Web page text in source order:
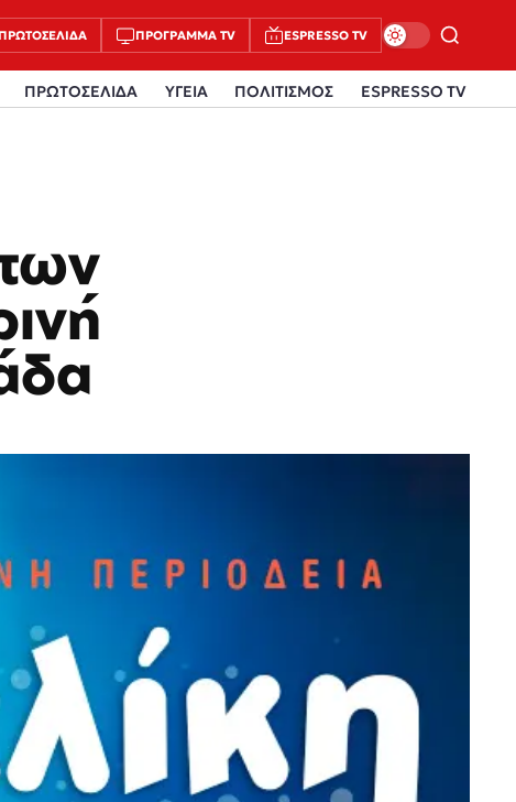
ΠΡΩΤΟΣΈΛΙΔΑ ΠΡΌΓΡΑΜΜΑ TV ESPRESSO TV
ΠΡΩΤΟΣΕΛΙΔΑ ΥΓΕΙΑ ΠΟΛΙΤΙΣΜΟΣ ESPRESSO TV